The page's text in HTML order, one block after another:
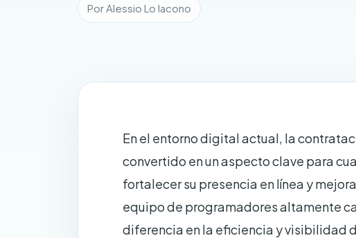
Por Alessio Lo Iacono
En el entorno digital actual, la
convertido en un aspecto clave para
fortalecer su presencia en línea y
equipo de programadores altamente
diferencia en la eficiencia y visibilidad